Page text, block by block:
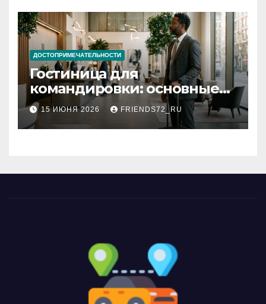
ДОСТОПРИМЕЧАТЕЛЬНОСТИ
Гостиница для
командировки: основные
критерии выбора
15 ИЮНЯ 2026 FRIENDS72_RU